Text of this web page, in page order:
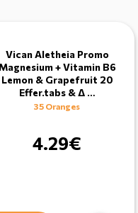
Vican Aletheia Promo
+ Vitamin B6
Lemon & Grapefruit 20
Effer.tabs & Δ …
35 Oranges
4.29€